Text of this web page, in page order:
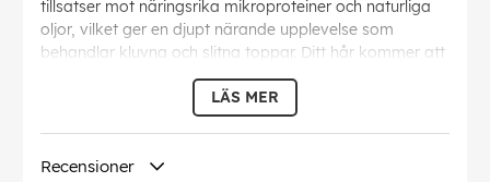
tillsatser mot näringsrika mikroproteiner och naturliga
oljor, vilket ger en djupt närande upplevelse som
behandlar kluvna och slitna toppar. Ditt hår kommer att
se friskt och välvårdat ut och utstråla en naturlig glans
Denna veganvänliga mask är fri från silikon, parabener
och syntetiska dofter och är ett medvetet val för dem
LÄS MER
Recensioner